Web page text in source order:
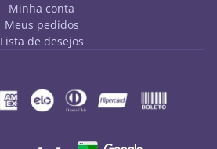
Minha conta
Meus pedidos
Lista de desejos